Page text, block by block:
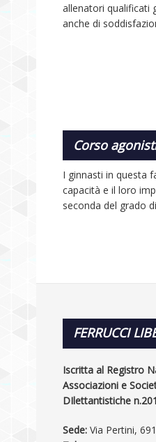
allenatori qualificati
anche di
Corso
I ginnasti in questa
capacità e il loro
seconda del grado
FERRUCCI
Iscritta al Registro
Associazioni e
DIlettantistiche
Sede: Via Pertini,